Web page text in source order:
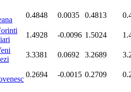
0.4848 0.0035 0.4813
1.4928 -0.0096 1.5024
3.3381 0.0692 3.2689
0.2694 -0.0015 0.2709